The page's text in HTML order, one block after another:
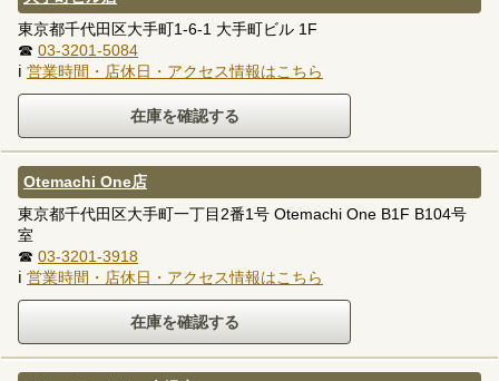
東京都千代田区大手町1-6-1 大手町ビル 1F
☎ 03-3201-5084
ℹ 営業時間・店休日・アクセス情報はこちら
Otemachi One店
東京都千代田区大手町一丁目2番1号 Otemachi One B1F B104号
室
☎ 03-3201-3918
ℹ 営業時間・店休日・アクセス情報はこちら